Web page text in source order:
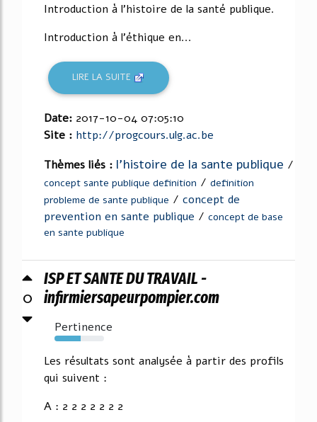
Introduction à l'histoire de la santé publique.
Introduction à l'éthique en...
LIRE LA SUITE
Date: 2017-10-04 07:05:10
Site : http://progcours.ulg.ac.be
Thèmes liés : l'histoire de la sante publique /
concept sante publique definition / definition
probleme de sante publique / concept de
prevention en sante publique / concept de base
en sante publique
0
ISP ET SANTE DU TRAVAIL -
infirmiersapeurpompier.com
Pertinence
53%
Les résultats sont analysée à partir des profils
qui suivent :
A : 2 2 2 2 2 2 2